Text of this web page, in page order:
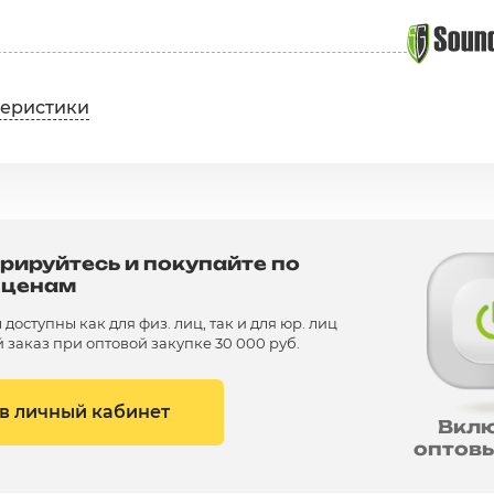
и покупайте по
как для физ. лиц, так и для юр. лиц
при оптовой закупке 30 000 руб.
личный кабинет